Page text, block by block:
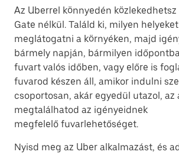
Az Uberrel könnyedén
Gate nélkül. Találd ki, milyen
meglátogatni a környéken, majd
bármely napján, bármilyen
fuvart valós időben, vagy előre is
fuvarod készen áll, amikor indulni
csoportosan, akár egyedül utazol, az
megtalálhatod az igényeidnek
megfelelő fuvarlehetőséget.
Nyisd meg az Uber alkalmazást, és